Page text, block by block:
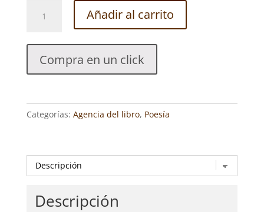
ESTACIONES.
CACHO
RUIZ
cantidad
Añadir al carrito
Compra en un click
Categorías: Agencia del libro, Poesía
Descripción